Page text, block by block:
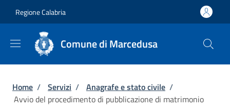
Regione Calabria
Comune di Marcedusa
Briciole di pane
Home / Servizi / Anagrafe e stato civile /
Avvio del procedimento di pubblicazione di matrimonio